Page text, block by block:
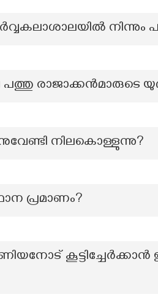
നിന്നും
രാജാക്കൻമാരുടെ
നിലകൊള്ളുന്നു?
പ്രമാണം?